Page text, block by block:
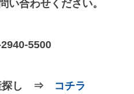
い合わせください。
5500
探し ⇒
コチラ